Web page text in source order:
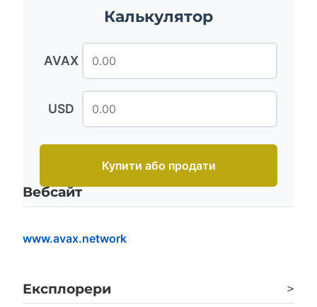
Калькулятор
AVAX
USD
Купити або продати
Вебсайт
www.avax.network
Експлорери >